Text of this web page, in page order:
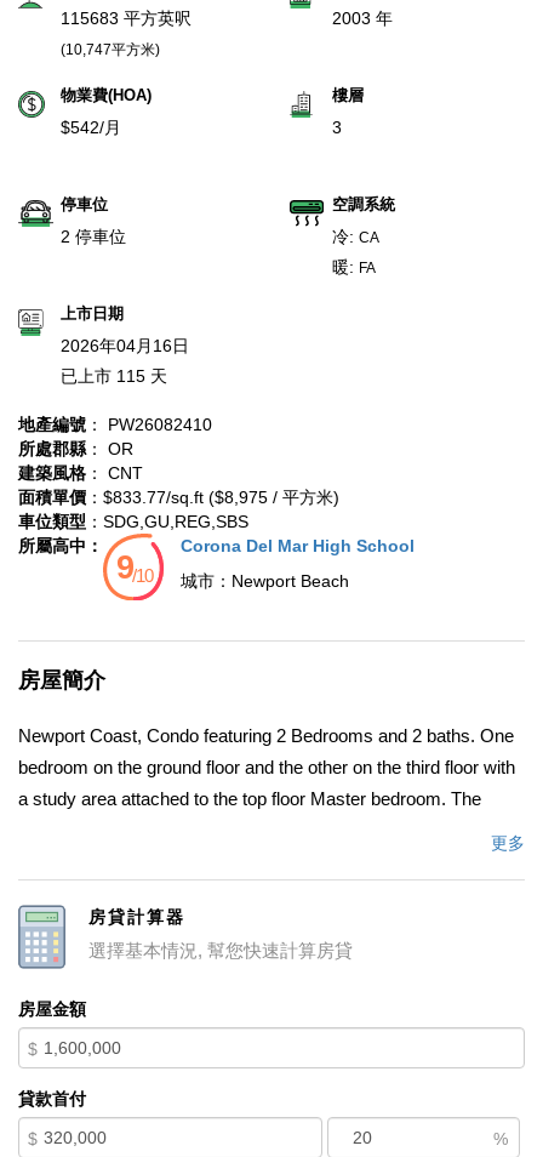
115683 平方英呎
(10,747平方米)
2003 年
物業費(HOA)
$542/月
樓層
3
停車位
2 停車位
空調系統
冷: CA
暖: FA
上市日期
2026年04月16日
已上市 115 天
地產編號 ： PW26082410
所處郡縣 ： OR
建築風格 ： CNT
面積單價 ：$833.77/sq.ft ($8,975 / 平方米)
車位類型 ：SDG,GU,REG,SBS
所屬高中：
Corona Del Mar High School
城市： Newport Beach
房屋簡介
Newport Coast, Condo featuring 2 Bedrooms and 2 baths. One
bedroom on the ground floor and the other on the third floor with
a study area attached to the top floor Master bedroom. The
beautiful granite counters and stainless-steel appliances, flows
easily into the 2nd floor living/dining area separated by a
lounging. This development backs up to a wonderful shopping
mall with many wonderful amenities on offer, including
also offers a club house within quick steps with a pool for
swimming and meeting facilities including a smaller pool within
更多
房貸計算器
選擇基本情況, 幫您快速計算房貸
房屋金額
$
貸款首付
$ %